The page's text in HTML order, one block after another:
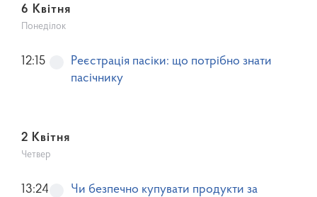
6 Квітня
Понеділок
Реєстрація пасіки: що потрібно знати
пасічнику
12:15
2 Квітня
Четвер
Чи безпечно купувати продукти за
13:24